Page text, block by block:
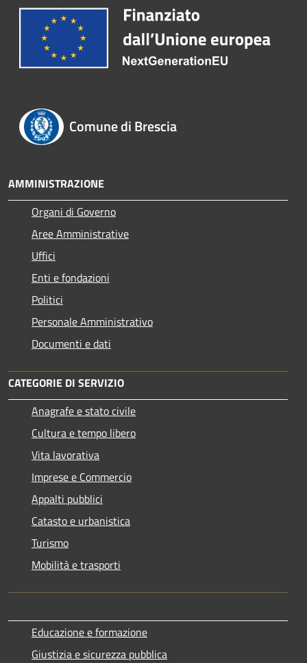
Comune di Brescia
AMMINISTRAZIONE
Organi di Governo
Aree Amministrative
Uffici
Enti e fondazioni
Politici
Personale Amministrativo
Documenti e dati
CATEGORIE DI SERVIZIO
Anagrafe e stato civile
Cultura e tempo libero
Vita lavorativa
Imprese e Commercio
Appalti pubblici
Catasto e urbanistica
Turismo
Mobilità e trasporti
Educazione e formazione
Giustizia e sicurezza pubblica